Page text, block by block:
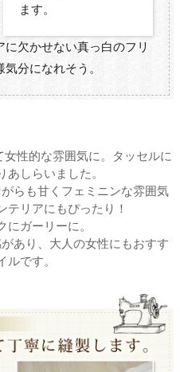
ます。
欠かせない真っ白のフリ
分になれそう。
性的な雰囲気に。タッセルに
あしらいました。
らも甘くフェミニンな雰囲気
テリアにもぴったり！
にガーリーに。
あり、大人の女性にもおすす
ルです。